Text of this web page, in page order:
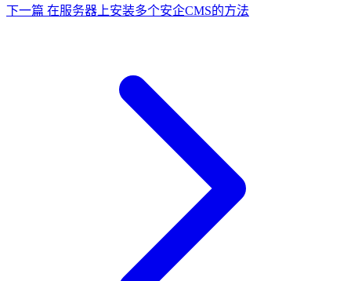
下一篇 在服务器上安装多个安企CMS的方法